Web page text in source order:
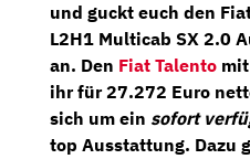
und guckt euch den
L2H1 Multicab SX 2.0
an. Den Fiat Talento
ihr für27.272 Euro
sich um ein sofort
top Ausstattung. Dazu